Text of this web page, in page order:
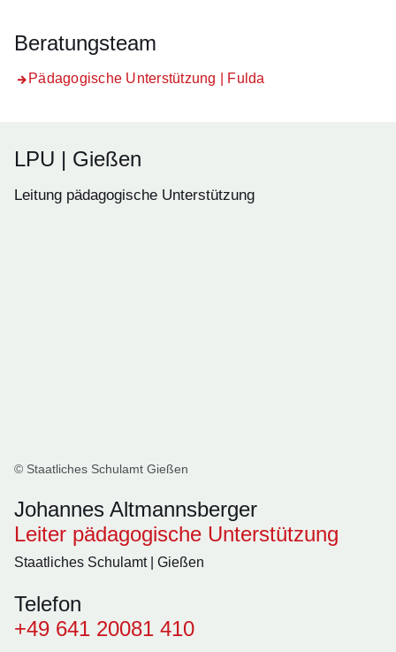
Beratungsteam
Pädagogische Unterstützung | Fulda
LPU | Gießen
Leitung pädagogische Unterstützung
© Staatliches Schulamt Gießen
Johannes Altmannsberger
Leiter pädagogische Unterstützung
Staatliches Schulamt | Gießen
Telefon
+49 641 20081 410